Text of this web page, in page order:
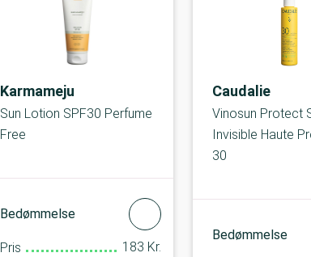
Karmameju
Sun Lotion SPF30 Perfume
Free
Bedømmelse
Pris 183 Kr.
Caudalie
Vinosun Protect
Invisible Haute
30
Bedømmelse